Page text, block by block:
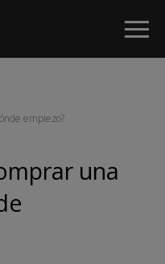
empiezo?
una